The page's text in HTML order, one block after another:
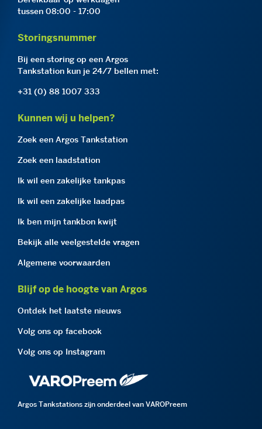
tussen 08:00 - 17:00
Storingsnummer
Bij een storing op een Argos
Tankstation kun je 24/7 bellen met:
+31 (0) 88 1007 333
Kunnen wij u helpen?
Zoek een Argos Tankstation
Zoek een laadstation
Ik wil een zakelijke tankpas
Ik wil een zakelijke laadpas
Ik ben mijn tankbon kwijt
Bekijk alle veelgestelde vragen
Algemene voorwaarden
Blijf op de hoogte van Argos
Ontdek het laatste nieuws
Volg ons op facebook
Volg ons op Instagram
Argos Tankstations zijn onderdeel van VAROPreem